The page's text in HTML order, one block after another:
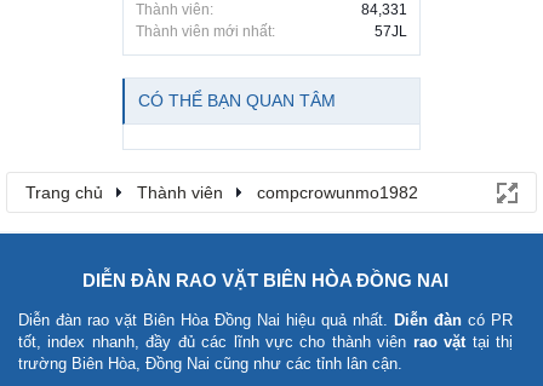
Thành viên:
84,331
Thành viên mới nhất:
57JL
CÓ THỂ BẠN QUAN TÂM
Trang chủ Thành viên compcrowunmo1982
DIỄN ĐÀN RAO VẶT BIÊN HÒA ĐỒNG NAI
Diễn đàn rao vặt Biên Hòa Đồng Nai hiệu quả nhất. Diễn đàn có PR
tốt, index nhanh, đầy đủ các lĩnh vực cho thành viên rao vặttại thị
trường Biên Hòa, Đồng Nai cũng như các tỉnh lân cận.